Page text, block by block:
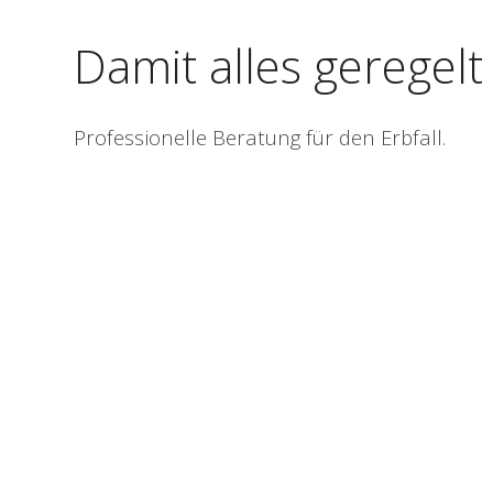
Damit alles
Professionelle Beratung für den Erbfall.